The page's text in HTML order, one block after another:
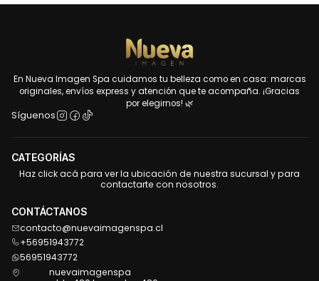
En Nueva Imagen Spa cuidamos tu belleza como en casa: marcas
originales, envíos express y atención que te acompaña. ¡Gracias
por elegirnos! 🌿
Síguenos
CATEGORÍAS
Haz click acá para ver la ubicación de nuestra sucursal y para
contactarte con nosotros.
CONTÁCTANOS
contacto@nuevaimagenspa.cl
+56951943772
56951943772
nuevaimagenspa